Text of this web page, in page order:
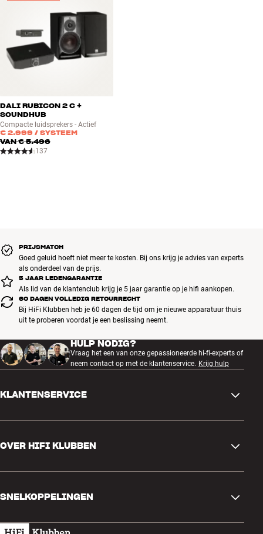
DALI RUBICON 2 C +
SOUNDHUB
Compacte luidsprekers - Actief
€ 2.999 / SYSTEEM
VAN€ 5.496
137
PRIJSMATCH
Goed geluid hoeft niet meer te kosten. Bij ons krijg je advies van experts
als onderdeel van de prijs.
5 JAAR LEDENGARANTIE
Als lid van de klantenclub krijg je 5 jaar garantie op je hifi aankopen.
60 DAGEN VOLLEDIG RETOURRECHT
Bij HiFi Klubben heb je 60 dagen de tijd om je nieuwe apparatuur thuis
uit te proberen voordat je een beslissing neemt.
HULP NODIG?
Vraag het een van onze gepassioneerde hi-fi-experts of
neem contact op met de klantenservice. Krijg hulp
KLANTENSERVICE
Ruilen en retourneren
Bestelling herroepen
OVER HIFI KLUBBEN
Klantenclub
SNELKOPPELINGEN